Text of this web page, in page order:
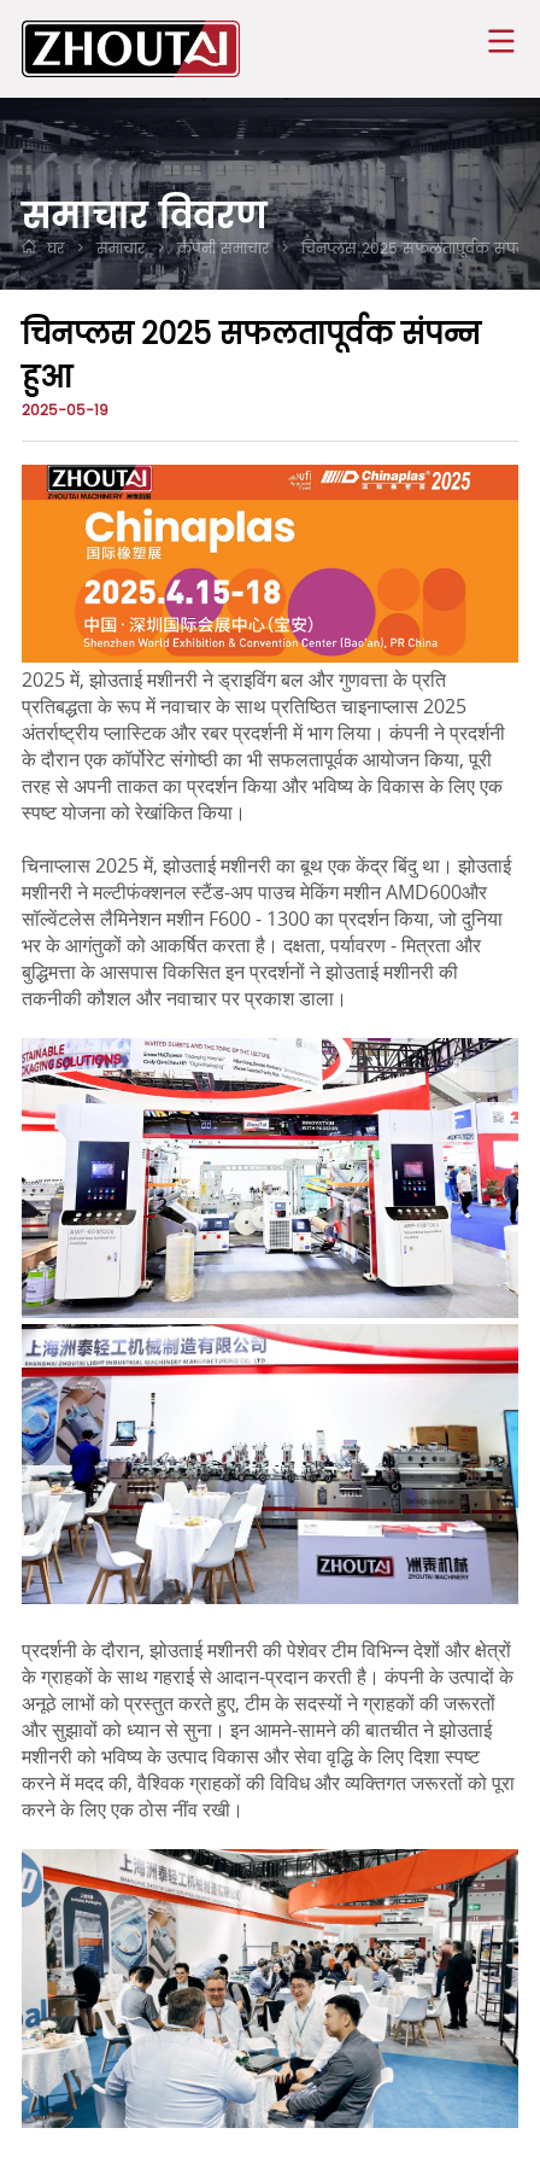
समाचार विवरण
घर > समाचार > कंपनी समाचार > चिनप्लस 2025 सफलतापूर्वक
चिनप्लस 2025 सफलतापूर्वक संपन्न
हुआ
2025-05-19